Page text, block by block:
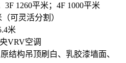
3F 1260平米；4F 1000平米
可灵活分割）
米
VRV空调
结构吊顶刷白、乳胶漆墙面、